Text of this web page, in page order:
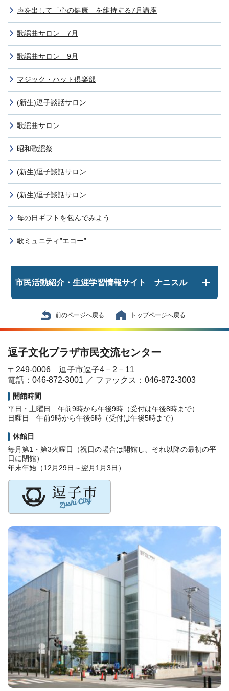
声を出して「心の健康」を維持する7月講座
歌謡曲サロン 7月
歌謡曲サロン 9月
マジック・ハット倶楽部
(新生)逗子談話サロン
歌謡曲サロン
昭和歌謡祭
(新生)逗子談話サロン
(新生)逗子談話サロン
母の日ギフトを包んでみよう
歌ミュニティ”エコー”
市民活動紹介・生涯学習情報サイト ナニスル
前のページへ戻る トップページへ戻る
逗子文化プラザ市民交流センター
〒249-0006 逗子市逗子4－2－11
電話：046-872-3001 ／ ファックス：046-872-3003
開館時間
平日・土曜日 午前9時から午後9時（受付は午後8時まで）
日曜日 午前9時から午後6時（受付は午後5時まで）
休館日
毎月第1・第3火曜日（祝日の場合は開館し、それ以降の最初の平
日に閉館）
年末年始（12月29日～翌月1月3日）